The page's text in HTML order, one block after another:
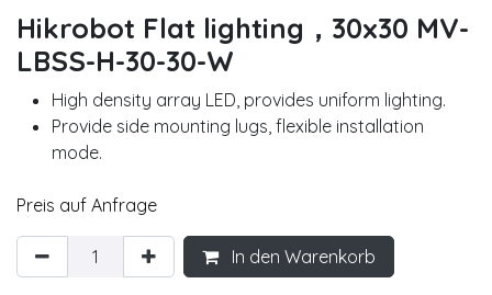
Hikrobot Flat lighting，30x30 MV-
LBSS-H-30-30-W
High density array LED, provides uniform lighting.
Provide side mounting lugs, flexible installation
mode.
Preis auf Anfrage
In den Warenkorb